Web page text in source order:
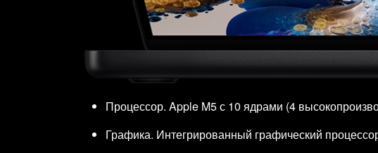
Процессор. Apple M5 с 10 ядрами (4
Графика. Интегрированный графический